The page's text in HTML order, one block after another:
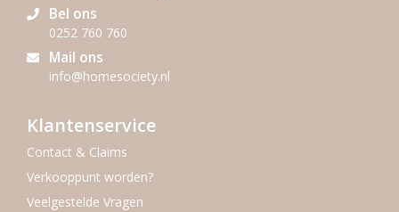
Bel ons
0252 760 760
Mail ons
info@homesociety.nl
Klantenservice
Contact & Claims
Verkooppunt worden?
Veelgestelde Vragen